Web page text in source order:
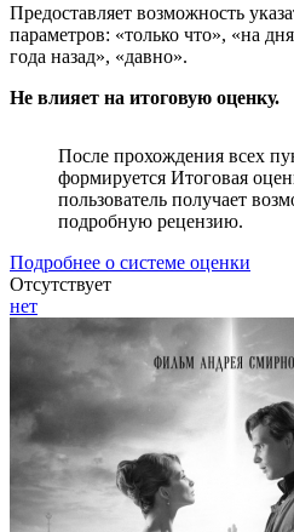
Предоставляет возможность
параметров: «только что», «на
года назад», «давно».
Не влияет на итоговую оценку.
После прохождения всех
формируется Итоговая
пользователь получает
подробную рецензию.
Подробнее о системе оценки
Отсутствует
нет